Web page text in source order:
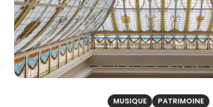
MUSIQUE PATRIMOINE